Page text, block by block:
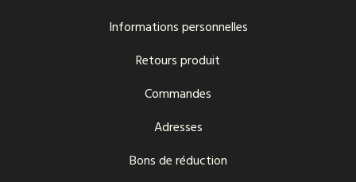
Informations personnelles
Retours produit
Commandes
Adresses
Bons de réduction